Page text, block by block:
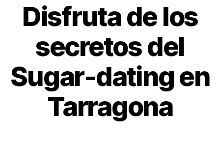
Disfruta de los
secretos del
Sugar-dating en
Tarragona